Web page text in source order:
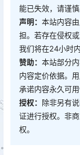
能已失效，请谨慎
声明： 本站内容
担。若存在侵权
我们将在24小时
赞助： 本站部分
内容定价依据。
承诺内容永久可用
授权： 除非另有
证进行授权。非
权。